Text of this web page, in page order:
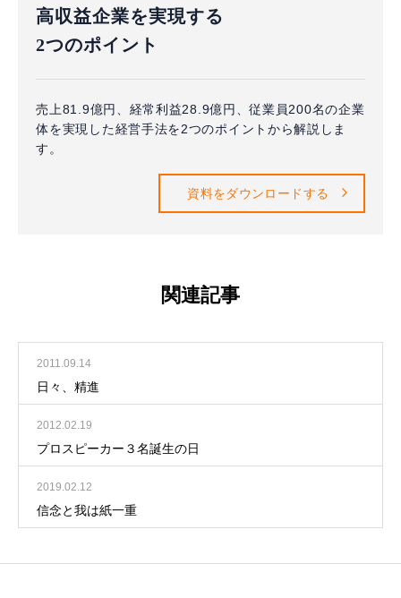
高収益企業を実現する
2つのポイント
売上81.9億円、経常利益28.9億円、従業員200名の企業
体を実現した経営手法を2つのポイントから解説しま
す。
資料をダウンロードする
関連記事
2011.09.14
日々、精進
2012.02.19
プロスピーカー３名誕生の日
2019.02.12
信念と我は紙一重